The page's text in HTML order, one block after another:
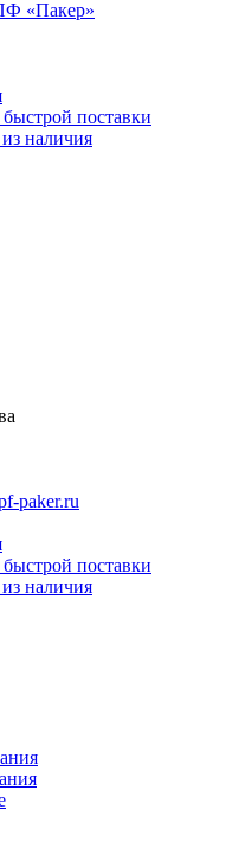
поставки
paker.ru
поставки